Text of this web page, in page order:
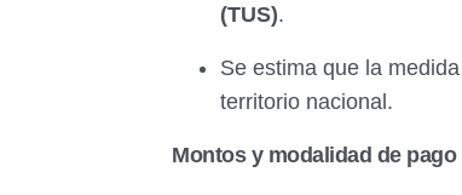
(TUS).
Se estima que la
territorio nacional.
Montos y modalidad de pago